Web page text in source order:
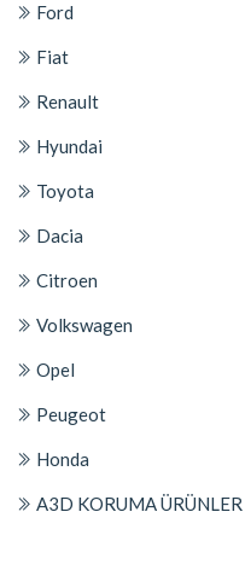
Ford
Fiat
Renault
Hyundai
Toyota
Dacia
Citroen
Volkswagen
Opel
Peugeot
Honda
A3D KORUMA ÜRÜNLER